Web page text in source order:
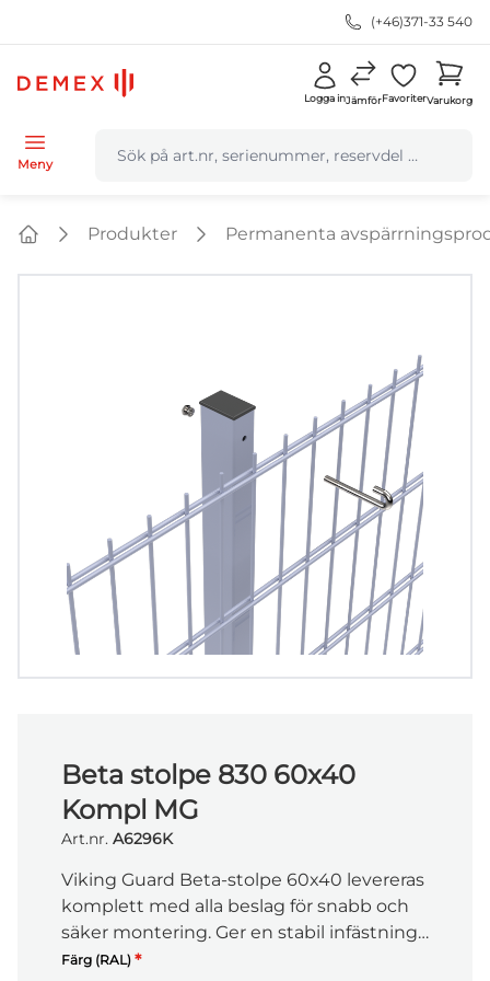
(+46)371-33 540
Logga inJämförFavoriterVarukorg
Meny
Produkter Permanenta
Beta stolpe 830 60x40
Kompl MG
Art.nr. A6296K
Viking Guard Beta-stolpe 60x40 levereras
komplett med alla beslag för snabb och
säker montering. Ger en stabil infästning
där paneler skarvas direkt på stolpen.
Färg (RAL) *